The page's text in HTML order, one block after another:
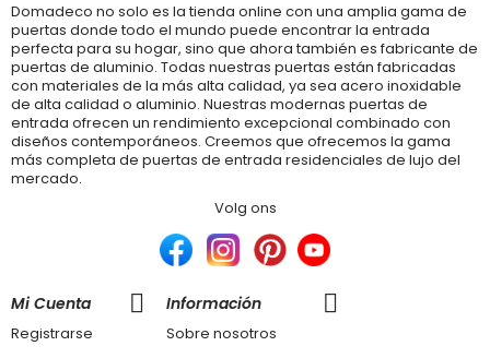
Domadeco no solo es la tienda online con una amplia gama de
puertas donde todo el mundo puede encontrar la entrada
perfecta para su hogar, sino que ahora también es fabricante de
puertas de aluminio. Todas nuestras puertas están fabricadas
con materiales de la más alta calidad, ya sea acero inoxidable
de alta calidad o aluminio. Nuestras modernas puertas de
entrada ofrecen un rendimiento excepcional combinado con
diseños contemporáneos. Creemos que ofrecemos la gama
más completa de puertas de entrada residenciales de lujo del
mercado.
Volg ons
Mi Cuenta
Registrarse
Información
Sobre nosotros